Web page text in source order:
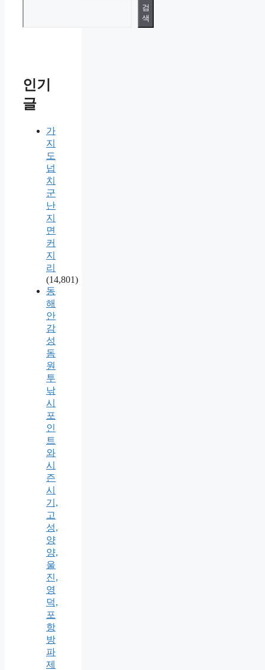
검
색
인기
글
가
지
도
넙
치
군
난
지
면
커
지
리
(14,801)
동
해
안
감
성
돔
원
투
낚
시
포
인
트
와
시
즌
시
기,
고
성,
양
양,
울
진,
영
덕,
포
항
방
파
제